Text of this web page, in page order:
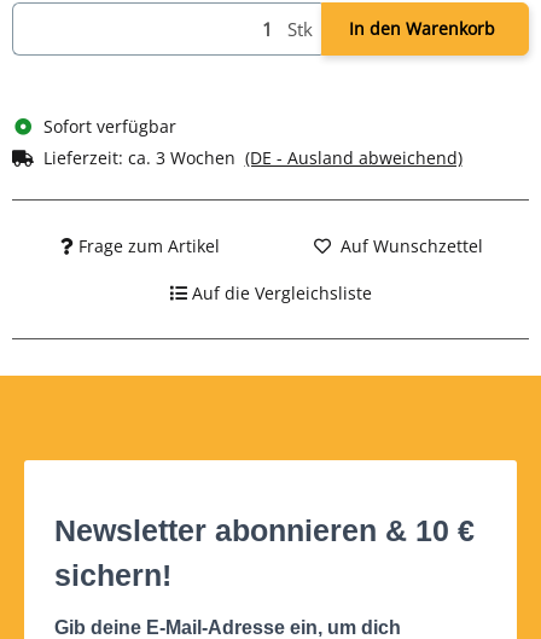
Stk In den Warenkorb
Sofort verfügbar
Lieferzeit: ca. 3 Wochen (DE - Ausland abweichend)
Frage zum Artikel Auf Wunschzettel
Auf die Vergleichsliste